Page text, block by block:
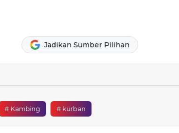
Jadikan Sumber Pilihan
# Kambing # kurban